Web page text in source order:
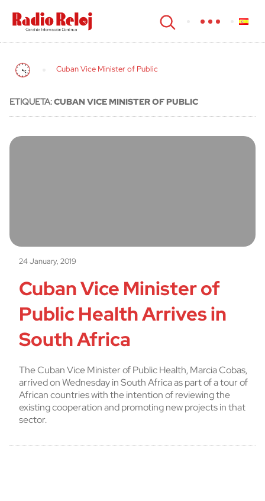
cerrar
Cuban Vice Minister of Public
ETIQUETA:CUBAN VICE MINISTER OF PUBLIC
24 January, 2019
Cuban Vice Minister of
Public Health Arrives in
South Africa
The Cuban Vice Minister of Public Health, Marcia Cobas,
arrived on Wednesday in South Africa as part of a tour of
African countries with the intention of reviewing the
existing cooperation and promoting new projects in that
sector.